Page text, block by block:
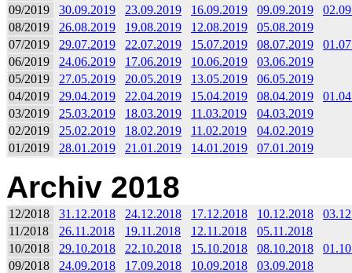
09/2019
30.09.2019 23.09.2019 16.09.2019 09.09.2019
08/2019
26.08.2019 19.08.2019 12.08.2019
05.08.2019
07/2019
29.07.2019 22.07.2019 15.07.2019 08.07.2019
06/2019
24.06.2019 17.06.2019 10.06.2019
03.06.2019
05/2019
27.05.2019 20.05.2019 13.05.2019
06.05.2019
04/2019
29.04.2019 22.04.2019 15.04.2019 08.04.2019
03/2019
25.03.2019 18.03.2019 11.03.2019
04.03.2019
02/2019
25.02.2019 18.02.2019 11.02.2019
04.02.2019
01/2019
28.01.2019 21.01.2019 14.01.2019 07.01.2019
Archiv 2018
12/2018 31.12.2018 24.12.2018 17.12.2018 10.12.2018
11/2018
26.11.2018 19.11.2018 12.11.2018
05.11.2018
10/2018
29.10.2018 22.10.2018 15.10.2018 08.10.2018
09/2018
24.09.2018 17.09.2018 10.09.2018
03.09.2018